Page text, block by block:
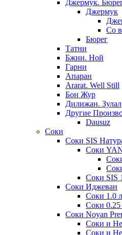
Джермук.
Джермук
Со
Бюрег
Татни
Бжни. Ной
Гарни
Апаран
Ararat. Well Still
Бон Жур
Дилижан. Зулал
Другие
Dausuz
Соки
Соки SIS
Соки
Соки SIS
Соки Иджеван
Соки 1.0 л
Соки 0.25
Соки Noyan
Соки и
Соки и